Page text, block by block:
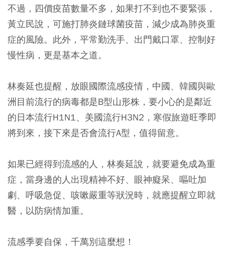
不過，四價疫苗數量不多，如果打不到也不要緊張，
黃立民說，可施打肺炎鏈球菌疫苗，減少成為肺炎重
症的風險。此外，平常勤洗手、出門戴口罩、控制好
慢性病，更是基本之道。
林奏延也提醒，放眼國際流感疫情，中國、韓國與歐
洲目前流行的病毒都是B型山形株，要小心的是鄰近
的日本流行H1N1、美國流行H3N2，寒假旅遊旺季即
將到來，接下來是否會流行A型，值得留意。
如果已經得到流感的人，林奏延說，就要避免成為重
症，當身邊的人出現精神不好、眼神癡呆、嘔吐加
劇、呼吸急促、咳嗽嚴重等狀況時，就應提醒立即就
醫，以防病情加重。
流感季要自保，千萬別這麼想！